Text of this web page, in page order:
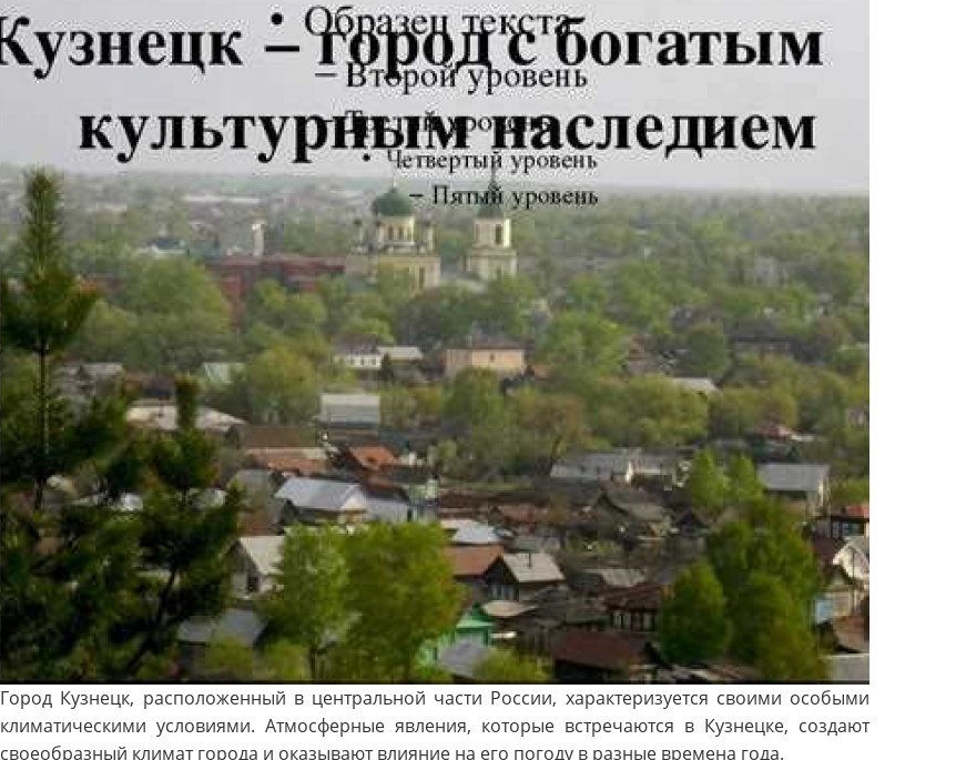
Город Кузнецк, расположенный в центральной части России, характеризуется своими особыми
климатическими условиями. Атмосферные явления, которые встречаются в Кузнецке, создают
своеобразный климат города и оказывают влияние на его погоду в разные времена года.